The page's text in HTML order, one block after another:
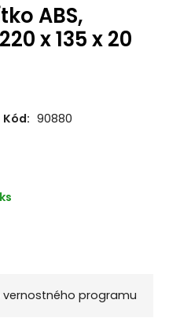
ABS,
x 135 x 20
Kód: 90880
programu